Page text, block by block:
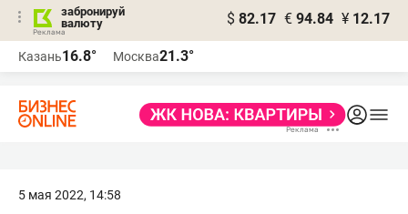
забронируй
валюту
$ 82.17 € 94.84 ¥ 12.17
Казань16.8° Москва21.3°
5 мая 2022, 14:58